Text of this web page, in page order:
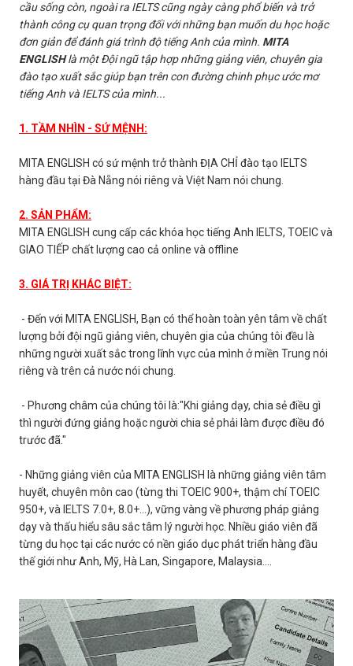
cầu sống còn, ngoài ra IELTS cũng ngày càng phổ biến và trở
thành công cụ quan trọng đối với những bạn muốn du học hoặc
đơn giản để đánh giá trình độ tiếng Anh của mình. MITA
ENGLISHlà một Đội ngũ tập hợp những giảng viên, chuyên gia
đào tạo xuất sắc giúp bạn trên con đường chinh phục ước mơ
tiếng Anh và IELTS của mình...
1. TẦM NHÌN - SỨ MỆNH:
MITA ENGLISH có sứ mệnh trở thành ĐỊA CHỈ đào tạo IELTS
hàng đầu tại Đà Nẵng nói riêng và Việt Nam nói chung.
2. SẢN PHẨM:
MITA ENGLISH cung cấp các khóa học tiếng Anh IELTS, TOEIC và
GIAO TIẾP chất lượng cao cả online và offline
3. GIÁ TRỊ KHÁC BIỆT:
- Đến với MITA ENGLISH, Bạn có thể hoàn toàn yên tâm về chất
lượng bởi đội ngũ giảng viên, chuyên gia của chúng tôi đều là
những người xuất sắc trong lĩnh vực của mình ở miền Trung nói
riêng và trên cả nước nói chung.
- Phương châm của chúng tôi là:"Khi giảng dạy, chia sẻ điều gì
thì người đứng giảng hoặc người chia sẻ phải làm được điều đó
trước đã."
- Những giảng viên của MITA ENGLISH là những giảng viên tâm
huyết, chuyên môn cao (từng thi TOEIC 900+, thậm chí TOEIC
950+, và IELTS 7.0+, 8.0+...), vững vàng về phương pháp giảng
dạy và thấu hiểu sâu sắc tâm lý người học. Nhiều giáo viên đã
từng du học tại các nước có nền giáo dục phát triển hàng đầu
thế giới như Anh, Mỹ, Hà Lan, Singapore, Malaysia....